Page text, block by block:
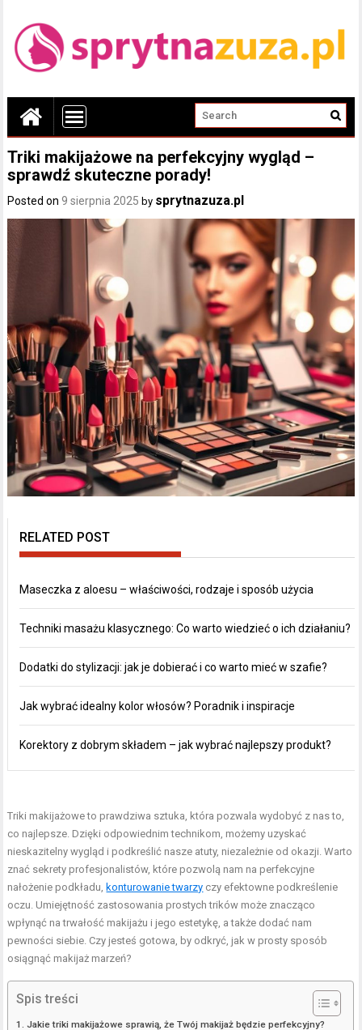
Triki makijażowe na perfekcyjny wygląd –
sprawdź skuteczne porady!
Posted on9 sierpnia 2025 by sprytnazuza.pl
RELATED POST
Maseczka z aloesu – właściwości, rodzaje i sposób użycia
Techniki masażu klasycznego: Co warto wiedzieć o ich działaniu?
Dodatki do stylizacji: jak je dobierać i co warto mieć w szafie?
Jak wybrać idealny kolor włosów? Poradnik i inspiracje
Korektory z dobrym składem – jak wybrać najlepszy produkt?
Triki makijażowe to prawdziwa sztuka, która pozwala wydobyć z nas to,
co najlepsze. Dzięki odpowiednim technikom, możemy uzyskać
nieskazitelny wygląd i podkreślić nasze atuty, niezależnie od okazji. Warto
znać sekrety profesjonalistów, które pozwolą nam na perfekcyjne
nałożenie podkładu, konturowanie twarzy czy efektowne podkreślenie
oczu. Umiejętność zastosowania prostych trików może znacząco
wpłynąć na trwałość makijażu i jego estetykę, a także dodać nam
pewności siebie. Czy jesteś gotowa, by odkryć, jak w prosty sposób
osiągnąć makijaż marzeń?
Spis treści
Jakie triki makijażowe sprawią, że Twój makijaż będzie perfekcyjny?